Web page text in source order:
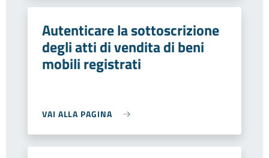
Autenticare la sottoscrizione
degli atti di vendita di beni
mobili registrati
VAI ALLA PAGINA